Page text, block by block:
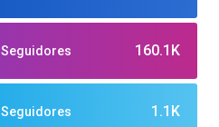
160.1K
Seguidores
1.1K
Seguidores